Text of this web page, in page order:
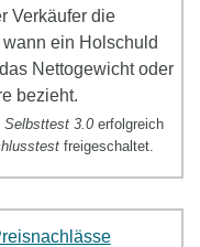
Verkäufer die
ein Holschuld
Nettogewicht oder
bezieht.
Selbsttest 3.0 erfolgreich
freigeschaltet.